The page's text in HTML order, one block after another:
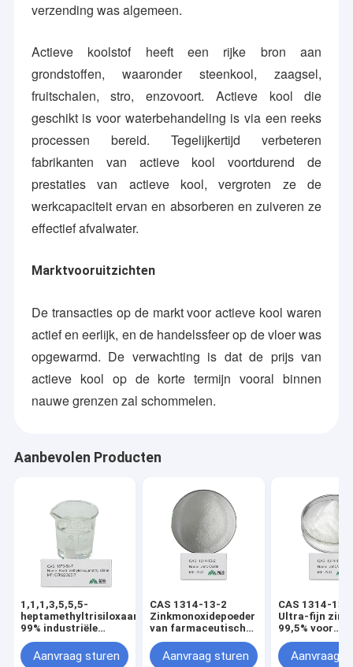
verzending was algemeen.
Actieve koolstof heeft een rijke bron aan
grondstoffen, waaronder steenkool, zaagsel,
fruitschalen, stro, enzovoort. Actieve kool die
geschikt is voor waterbehandeling is via een reeks
processen bereid. Tegelijkertijd verbeteren
fabrikanten van actieve kool voortdurend de
prestaties van actieve kool, vergroten ze de
werkcapaciteit ervan en absorberen en zuiveren ze
effectief afvalwater.
Marktvooruitzichten
De transacties op de markt voor actieve kool waren
actief en eerlijk, en de handelssfeer op de vloer was
opgewarmd. De verwachting is dat de prijs van
actieve kool op de korte termijn vooral binnen
nauwe grenzen zal schommelen.
Aanbevolen Producten
1,1,1,3,5,5,5-
heptamethyltrisiloxaan
99% industriële
kwaliteit met hoge
zuiverheid | CAS-
1873-88-7
Aanvraag sturen
CAS 1314-13-2
Zinkmonoxidepoeder
van farmaceutische
kwaliteit 99,5%
zuiverheid
Aanvraag sturen
CAS 1314-13-
Ultra-fijn
99,5% voor
transparante
bescherming
Aanvraag